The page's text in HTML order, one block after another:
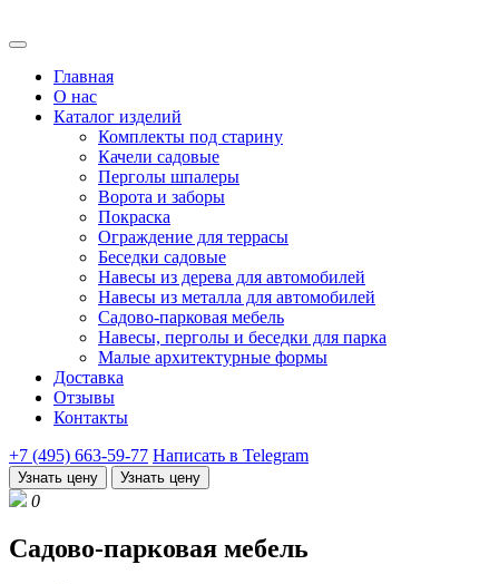
Главная
О нас
Каталог изделий
Комплекты под старину
Качели садовые
Перголы шпалеры
Ворота и заборы
Покраска
Ограждение для террасы
Беседки садовые
Навесы из дерева для автомобилей
Навесы из металла для автомобилей
Садово-парковая мебель
Навесы, перголы и беседки для парка
Малые архитектурные формы
Доставка
Отзывы
Контакты
+7 (495) 663-59-77 Написать в Telegram
Узнать цену Узнать цену
0
Садово-парковая мебель